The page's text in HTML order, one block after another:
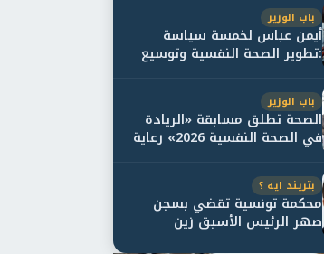
باب الوزير
أيمن عباس لخمسة سياسة
:تطوير الصحة النفسية وتوسيع
خدمات العلاج و...
باب الوزير
الصحة تطلق مسابقة «الريادة
في الصحة النفسية 2026» رعاية
نفسية اف...
بتريند ايه ؟
محكمة تونسية تقضي بسجن
صهر الرئيس الأسبق زين
العابدين بن علي لمدة...